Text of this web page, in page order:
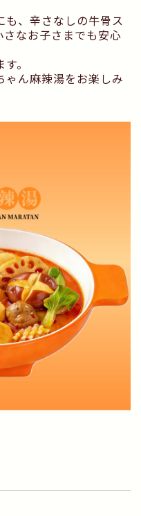
、辛さなしの牛骨ス
なお子さまでも安心
。
ゃん麻辣湯をお楽しみ